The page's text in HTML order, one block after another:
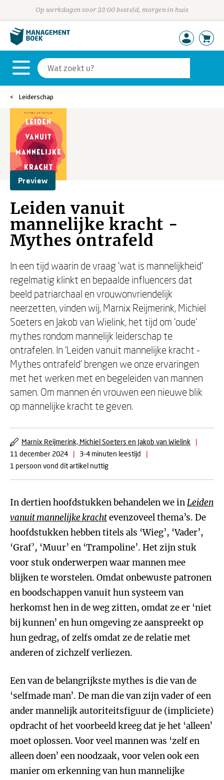
Op werkdagen voor 23:00 besteld, morgen in huis
Leiderschap
Preview
Leiden vanuit
mannelijke kracht -
Mythes ontrafeld
In een tijd waarin de vraag ‘wat is mannelijkheid’
regelmatig klinkt en bepaalde influencers dat
beeld patriarchaal en vrouwonvriendelijk
neerzetten, vinden wij, Marnix Reijmerink, Michiel
Soeters en Jakob van Wielink, het tijd om ‘oude’
mythes rondom mannelijk leiderschap te
ontrafelen. In ‘Leiden vanuit mannelijke kracht -
Mythes ontrafeld’ brengen we onze ervaringen
met het werken met en begeleiden van mannen
samen. Om mannen én vrouwen een nieuwe blik
op mannelijke kracht te geven.
Marnix Reijmerink, Michiel Soeters en Jakob van Wielink
|
11 december 2024
| 3-4 minuten leestijd
|
1 persoon vond dit artikel nuttig
In dertien hoofdstukken behandelen we inLeiden
vanuit mannelijke krachtevenzoveel thema’s. De
hoofdstukken hebben titels als ‘Wieg’, ‘Vader’,
‘Graf’, ‘Muur’ en ‘Trampoline’. Het zijn stuk
voor stuk onderwerpen waar mannen mee
blijken te worstelen. Omdat onbewuste patronen
en boodschappen vanuit hun systeem van
herkomst hen in de weg zitten, omdat ze er ‘niet
bij kunnen’ en hun omgeving ze aanspreekt op
hun gedrag, of zelfs omdat ze de relatie met
anderen of zichzelf verliezen.
Een van de belangrijkste mythes is die van de
‘selfmade man’. De man die van zijn vader of een
ander mannelijk autoriteitsfiguur de (impliciete)
opdracht of het voorbeeld kreeg dat je het ‘alleen’
moet oplossen. Voor veel mannen was ‘zelf en
alleen doen’ een noodzaak, voor velen ook een
manier om erkenning van hun mannelijke